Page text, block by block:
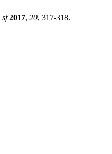
sf 2017, 20, 317-318.